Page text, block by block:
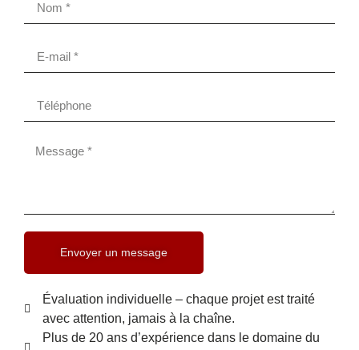
Envoyer un message
Évaluation individuelle – chaque projet est traité
avec attention, jamais à la chaîne.
Plus de 20 ans d’expérience dans le domaine du